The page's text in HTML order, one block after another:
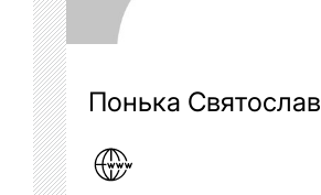
Понька Святослав